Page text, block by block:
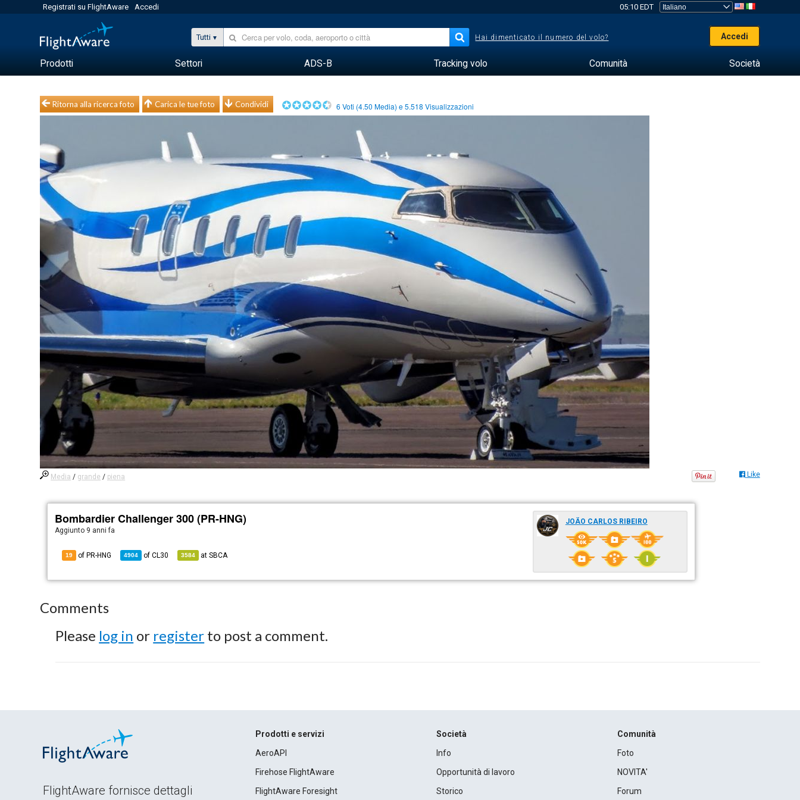
Registrati su FlightAware Accedi 05:10 EDT
Tutti Hai dimenticato il numero del volo? Accedi
Prodotti Settori ADS-B Tracking volo Comunità Società
Ritorna alla ricerca foto Carica le tue foto Condividi 6 Voti (4.50 Media) e5.518 Visualizzazioni
Media / grande / piena Like
Bombardier Challenger 300 (PR-HNG)
Aggiunto 9 anni fa
19 of PR-HNG 4904 ofCL30 3584 atSBCA
JOÃO CARLOS RIBEIRO
Comments
Please log in or register to post a comment.
FlightAware fornisce dettagli
Prodotti e servizi
AeroAPI
Firehose FlightAware
FlightAware Foresight
Società
Info
Opportunità di lavoro
Storico
Comunità
Foto
NOVITA'
Forum